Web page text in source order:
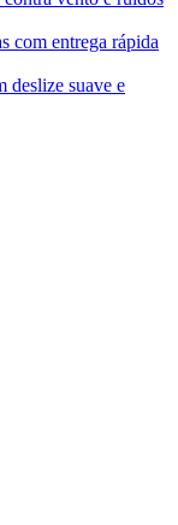
com entrega rápida
deslize suave e